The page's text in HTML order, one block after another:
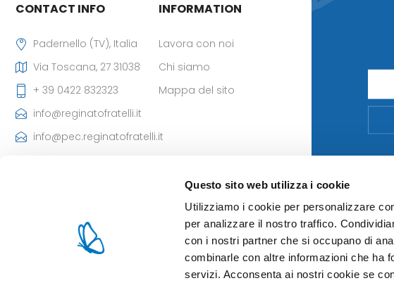
Questo sito web utilizza i cookie
Utilizziamo i cookie per personalizzare
per analizzare il nostro traffico.
con i nostri partner che si occupano di
combinarle con altre informazioni che ha
servizi. Acconsenta ai nostri cookie se
CONTACT INFO
Padernello (TV), Italia
Via Toscana, 27 31038
+ 39 0422 832323
info@reginatofratelli.it
info@pec.reginatofratelli.it
Iscr. CCIAA: 85980 di TV
- Cap. Soc: 101.400,00 €
INFORMATION
Lavora con noi
Chi siamo
Mappa del sito